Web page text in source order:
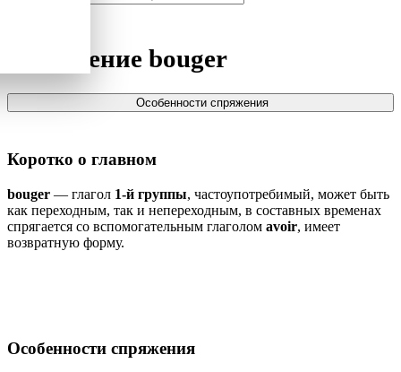
Спряжение bouger
Особенности спряжения
Коротко о главном
bouger — глагол 1-й группы, частоупотребимый, может быть
как переходным, так и непереходным, в составных временах
спрягается со вспомогательным глаголом avoir, имеет
возвратную форму.
Особенности спряжения